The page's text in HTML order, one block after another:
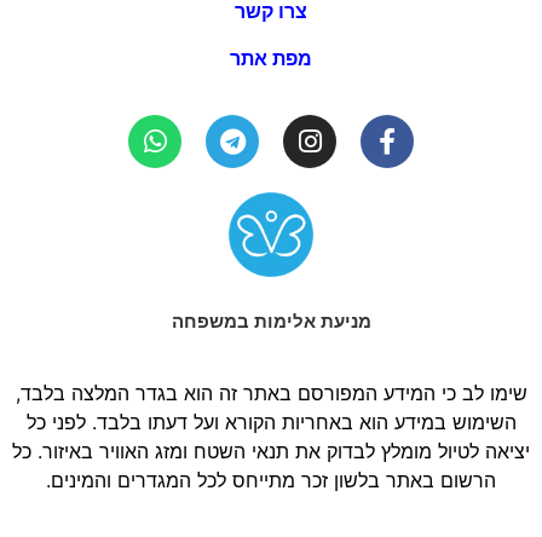
צרו קשר
מפת אתר
מניעת אלימות במשפחה
שימו לב כי המידע המפורסם באתר זה הוא בגדר המלצה בלבד,
השימוש במידע הוא באחריות הקורא ועל דעתו בלבד. לפני כל
יציאה לטיול מומלץ לבדוק את תנאי השטח ומזג האוויר באיזור. כל
הרשום באתר בלשון זכר מתייחס לכל המגדרים והמינים.